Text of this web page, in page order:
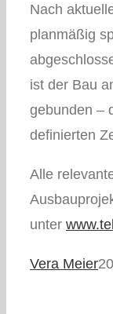
Nach
planmäßig
ist der Bau
gebunden –
definierten
Alle
unter
Vera Meier